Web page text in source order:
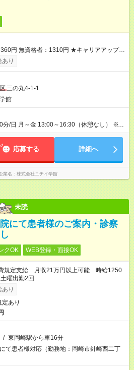
格者：1310円 ★キャリアアップ制
します！ 【試用期間】試用期間
：3ヶ月 雇用形態、給与は本採用時と同じ
り
三の丸4-1-1
館
/日 月～金 13:00～16:30（休憩なし） ※週
※曜日固定勤務の希望はお受けできません
応募する 詳細へ
業名 株式会社ニチイ学館
未読
にて患者様のご案内・診察
クOK WEB登録・面接OK
規定支給 月収21万円以上可能 時給1250
曜出勤2回
り
定あり
/ 東岡崎駅から車16分
て患者様対応（勤務地：岡崎市針崎西二丁